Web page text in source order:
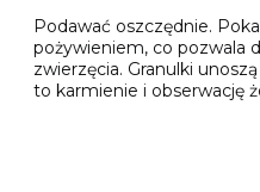
Podawać oszczędnie.
pożywieniem, co pozwala
zwierzęcia. Granulki
to karmienie i obserwację